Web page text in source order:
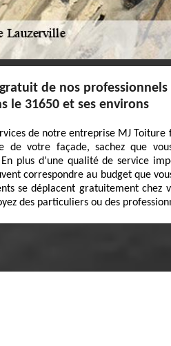
de nos
le 31650 et ses environs
de notre entreprise MJ
de votre façade, sachez que
plus d’une qualité de service
correspondre au budget que
se déplacent gratuitement chez
des particuliers ou des